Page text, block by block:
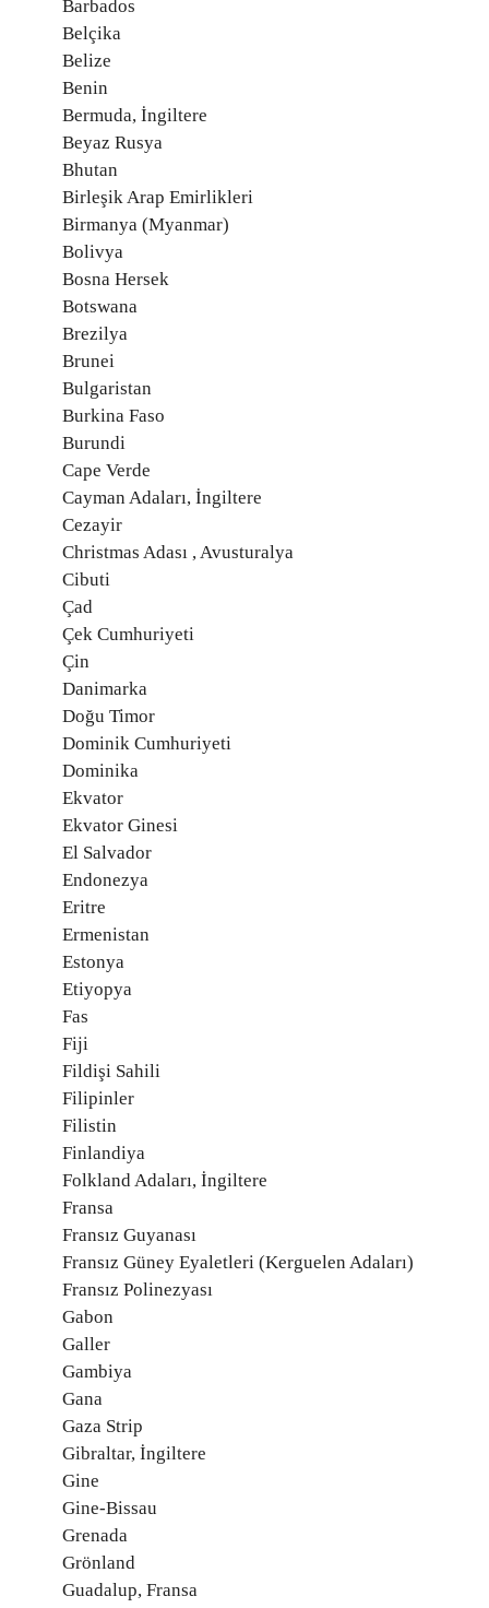
Barbados
Belçika
Belize
Benin
Bermuda, İngiltere
Beyaz Rusya
Bhutan
Birleşik Arap Emirlikleri
Birmanya (Myanmar)
Bolivya
Bosna Hersek
Botswana
Brezilya
Brunei
Bulgaristan
Burkina Faso
Burundi
Cape Verde
Cayman Adaları, İngiltere
Cezayir
Christmas Adası , Avusturalya
Cibuti
Çad
Çek Cumhuriyeti
Çin
Danimarka
Doğu Timor
Dominik Cumhuriyeti
Dominika
Ekvator
Ekvator Ginesi
El Salvador
Endonezya
Eritre
Ermenistan
Estonya
Etiyopya
Fas
Fiji
Fildişi Sahili
Filipinler
Filistin
Finlandiya
Folkland Adaları, İngiltere
Fransa
Fransız Guyanası
Fransız Güney Eyaletleri (Kerguelen Adaları)
Fransız Polinezyası
Gabon
Galler
Gambiya
Gana
Gaza Strip
Gibraltar, İngiltere
Gine
Gine-Bissau
Grenada
Grönland
Guadalup, Fransa